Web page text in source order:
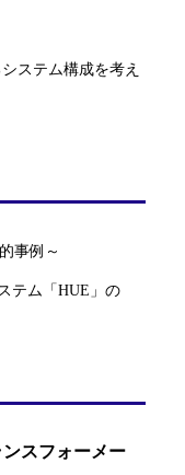
ステム構成を考え
事例～
テム「HUE」の
スフォーメー